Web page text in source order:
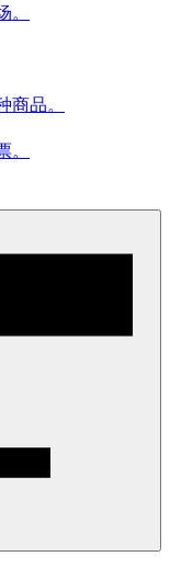
。
商品。
。